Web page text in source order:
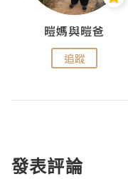
暟媽與暟爸
追蹤
發表評論